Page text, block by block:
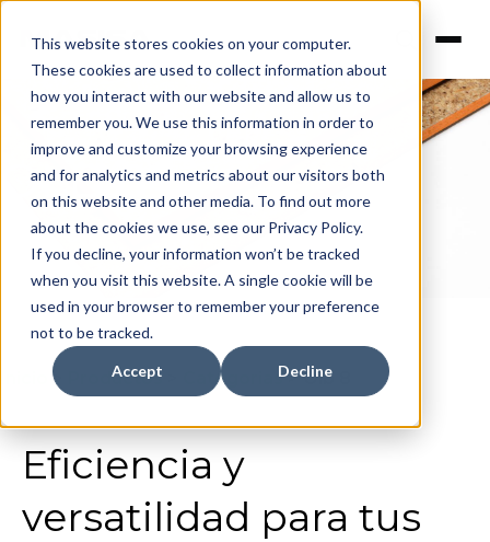
This website stores cookies on your computer.
These cookies are used to collect information about
how you interact with our website and allow us to
remember you. We use this information in order to
improve and customize your browsing experience
and for analytics and metrics about our visitors both
on this website and other media. To find out more
about the cookies we use, see our Privacy Policy.
If you decline, your information won’t be tracked
when you visit this website. A single cookie will be
used in your browser to remember your preference
not to be tracked.
Accept Decline
OLB 8
> Productos Categorias>Olb 8
Eficiencia y
versatilidad para tus